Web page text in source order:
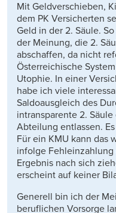
Mit Geldverschieben,
dem PK Versicherten
Geld in der 2. Säule.
der Meinung, die 2.
abschaffen, da nicht
Österreichische
Utophie. In einer
habe ich viele
Saldoausgleich des
intransparente 2.
Abteilung entlassen.
Für ein KMU kann das
infolge
Ergebnis nach sich
erscheint auf keiner
Generell bin ich der
beruflichen Vorsorge